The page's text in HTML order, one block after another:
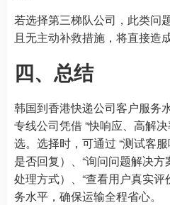
若选择第三梯队公司，此类问
且无主动补救措施，将直接造
四、总结
韩国到香港快递公司客户服务
专线公司凭借 “快响应、高解
选。选择时，可通过 “测试客
是否回复）、“询问问题解决
处理方式）、“查看用户真实评
务水平，确保运输全程省心。